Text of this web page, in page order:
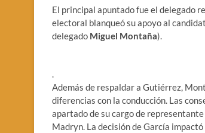
El principal apuntado fue el delegado
electoral blanqueó su apoyo al
delegado Miguel Montaña).
.
Además de respaldar a Gutiérrez,
diferencias con la conducción. Las
apartado de su cargo de
Madryn. La decisión de García